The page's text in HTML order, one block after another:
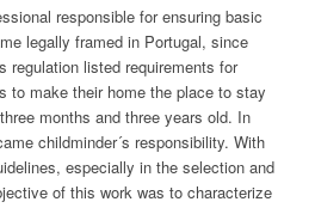
responsible for ensuring basic
legally framed in Portugal, since
regulation listed requirements for
to make their home the place to stay
months and three years old. In
childminder´s responsibility. With
especially in the selection and
of this work was to characterize